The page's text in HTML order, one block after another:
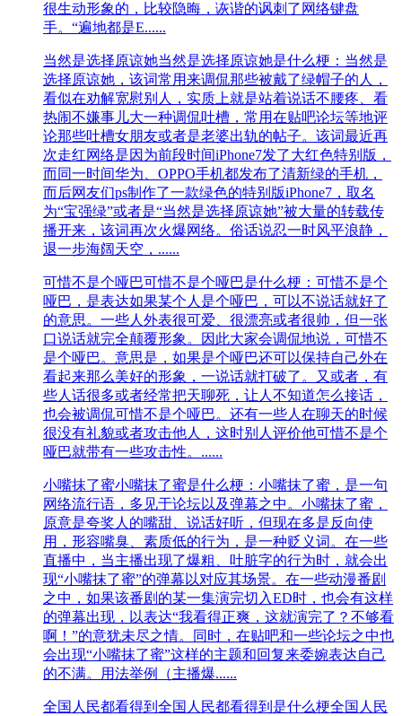
很生动形象的，比较隐晦，诙谐的讽刺了网络键盘
手。“遍地都是E......
当然是选择原谅她当然是选择原谅她是什么梗：当然是
选择原谅她，该词常用来调侃那些被戴了绿帽子的人，
看似在劝解宽慰别人，实质上就是站着说话不腰疼、看
热闹不嫌事儿大一种调侃吐槽，常用在贴吧论坛等地评
论那些吐槽女朋友或者是老婆出轨的帖子。该词最近再
次走红网络是因为前段时间iPhone7发了大红色特别版，
而同一时间华为、OPPO手机都发布了清新绿的手机，
而后网友们ps制作了一款绿色的特别版iPhone7，取名
为“宝强绿”或者是“当然是选择原谅她”被大量的转载传
播开来，该词再次火爆网络。俗话说忍一时风平浪静，
退一步海阔天空，......
可惜不是个哑巴可惜不是个哑巴是什么梗：可惜不是个
哑巴，是表达如果某个人是个哑巴，可以不说话就好了
的意思。一些人外表很可爱、很漂亮或者很帅，但一张
口说话就完全颠覆形象。因此大家会调侃地说，可惜不
是个哑巴。意思是，如果是个哑巴还可以保持自己外在
看起来那么美好的形象，一说话就打破了。又或者，有
些人话很多或者经常把天聊死，让人不知道怎么接话，
也会被调侃可惜不是个哑巴。还有一些人在聊天的时候
很没有礼貌或者攻击他人，这时别人评价他可惜不是个
哑巴就带有一些攻击性。......
小嘴抹了蜜小嘴抹了蜜是什么梗：小嘴抹了蜜，是一句
网络流行语，多见于论坛以及弹幕之中。小嘴抹了蜜，
原意是夸奖人的嘴甜、说话好听，但现在多是反向使
用，形容嘴臭、素质低的行为，是一种贬义词。在一些
直播中，当主播出现了爆粗、吐脏字的行为时，就会出
现“小嘴抹了蜜”的弹幕以对应其场景。在一些动漫番剧
之中，如果该番剧的某一集演完切入ED时，也会有这样
的弹幕出现，以表达“我看得正爽，这就演完了？不够看
啊！”的意犹未尽之情。同时，在贴吧和一些论坛之中也
会出现“小嘴抹了蜜”这样的主题和回复来委婉表达自己
的不满。用法举例（主播爆......
全国人民都看得到 全国人民都看得到是什么梗全国人民